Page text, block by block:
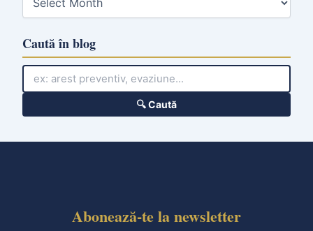
c
i
v
s
Caută în blog
🔍 Caută
Abonează-te la newsletter